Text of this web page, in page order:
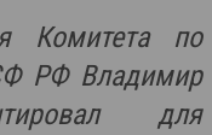
Комитета по
РФ Владимир
для